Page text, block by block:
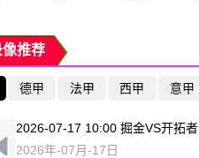
像推荐
德甲 法甲 西甲 意甲
2026-07-17 10:00 掘金VS开拓者
2026年-07月-17日